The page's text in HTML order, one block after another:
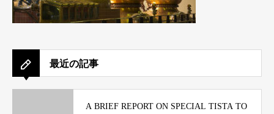
最近の記事
A BRIEF REPORT ON SPECIAL TISTA TO